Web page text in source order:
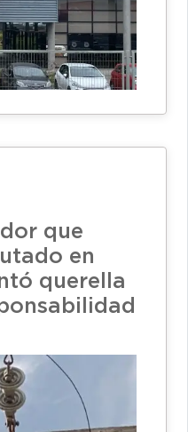
que
en
querella